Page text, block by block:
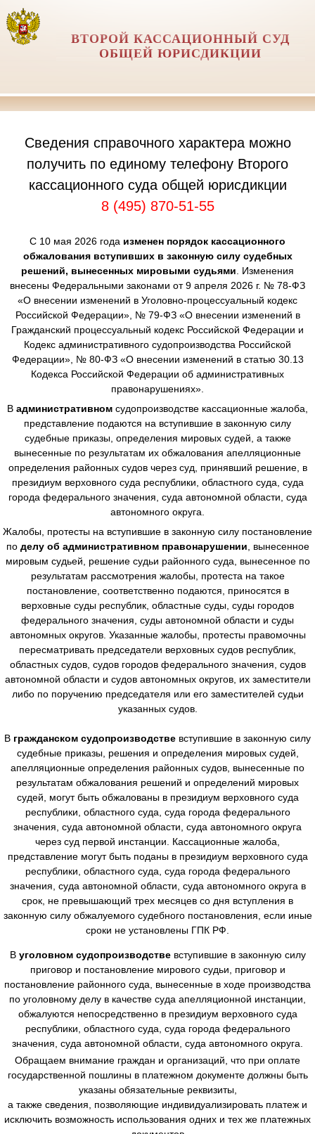
ВТОРОЙ КАССАЦИОННЫЙ СУД
ОБЩЕЙ ЮРИСДИКЦИИ
Сведения справочного характера можно
получить по единому телефону Второго
кассационного суда общей юрисдикции
8 (495) 870-51-55
С 10 мая 2026 года изменен порядок кассационного
обжалования вступивших в законную силу судебных
решений, вынесенных мировыми судьями . Изменения
внесены Федеральными законами от 9 апреля 2026 г. № 78-ФЗ
«О внесении изменений в Уголовно-процессуальный кодекс
Российской Федерации», № 79-ФЗ «О внесении изменений в
Гражданский процессуальный кодекс Российской Федерации и
Кодекс административного судопроизводства Российской
Федерации», № 80-ФЗ «О внесении изменений в статью 30.13
Кодекса Российской Федерации об административных
правонарушениях».
В административном судопроизводстве кассационные жалоба,
представление подаются на вступившие в законную силу
судебные приказы, определения мировых судей, а также
вынесенные по результатам их обжалования апелляционные
определения районных судов через суд, принявший решение, в
президиум верховного суда республики, областного суда, суда
города федерального значения, суда автономной области, суда
автономного округа.
Жалобы, протесты на вступившие в законную силу постановление
по делу об административном правонарушении , вынесенное
мировым судьей, решение судьи районного суда, вынесенное по
результатам рассмотрения жалобы, протеста на такое
постановление, соответственно подаются, приносятся в
верховные суды республик, областные суды, суды городов
федерального значения, суды автономной области и суды
автономных округов. Указанные жалобы, протесты правомочны
пересматривать председатели верховных судов республик,
областных судов, судов городов федерального значения, судов
автономной области и судов автономных округов, их заместители
либо по поручению председателя или его заместителей судьи
указанных судов.
В гражданском судопроизводстве вступившие в законную силу
судебные приказы, решения и определения мировых судей,
апелляционные определения районных судов, вынесенные по
результатам обжалования решений и определений мировых
судей, могут быть обжалованы в президиум верховного суда
республики, областного суда, суда города федерального
значения, суда автономной области, суда автономного округа
через суд первой инстанции. Кассационные жалоба,
представление могут быть поданы в президиум верховного суда
республики, областного суда, суда города федерального
значения, суда автономной области, суда автономного округа в
срок, не превышающий трех месяцев со дня вступления в
законную силу обжалуемого судебного постановления, если иные
сроки не установлены ГПК РФ.
В уголовном судопроизводствевступившие в законную силу
приговор и постановление мирового судьи, приговор и
постановление районного суда, вынесенные в ходе производства
по уголовному делу в качестве суда апелляционной инстанции,
обжалуются непосредственно в президиум верховного суда
республики, областного суда, суда города федерального
значения, суда автономной области, суда автономного округа.
Обращаем внимание граждан и организаций, что при оплате
государственной пошлины в платежном документе должны быть
указаны обязательные реквизиты,
а также сведения, позволяющие индивидуализировать платеж и
исключить возможность использования одних и тех же платежных